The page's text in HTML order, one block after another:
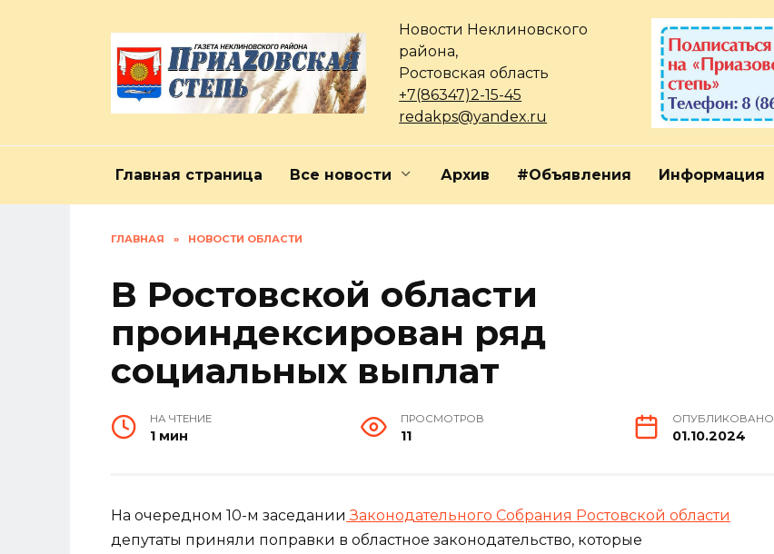
Новости Неклиновского
района,
Ростовская область
+7(86347)2-15-45
redakps@yandex.ru
Главная страница Все новости Архив #Объявления Информация
ГЛАВНАЯ » НОВОСТИ ОБЛАСТИ
В Ростовской области
проиндексирован ряд
социальных выплат
НА ЧТЕНИЕ
1 мин
ПРОСМОТРОВ
11
ОПУБЛИКОВАНО
01.10.2024
На очередном 10-м заседании Законодательного Собрания Ростовской области
депутаты приняли поправки в областное законодательство, которые